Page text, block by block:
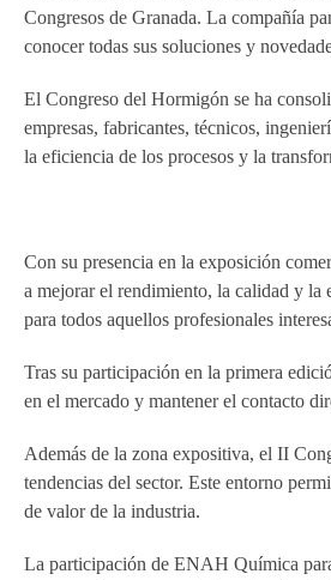
Congresos de Granada. La compañía
conocer todas sus soluciones y
El Congreso del Hormigón se ha
empresas, fabricantes, técnicos,
la eficiencia de los procesos y la
Con su presencia en la exposición
a mejorar el rendimiento, la calidad y
para todos aquellos profesionales
Tras su participación en la primera
en el mercado y mantener el contacto
Además de la zona expositiva, el II
tendencias del sector. Este entorno
de valor de la industria.
La participación de ENAH Química